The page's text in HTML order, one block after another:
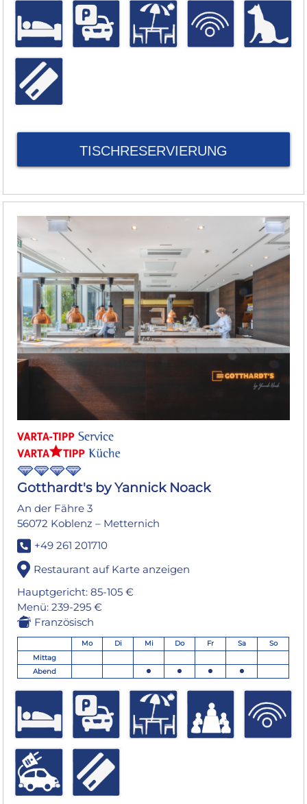
TISCHRESERVIERUNG
Gotthardt's by Yannick Noack
An der Fähre 3
56072 Koblenz – Metternich
+49 261 201710
Restaurant auf Karte anzeigen
Hauptgericht: 85-105 €
Menü: 239-295 €
Französisch
Mo Di Mi Do Fr Sa
So
Mittag
Abend